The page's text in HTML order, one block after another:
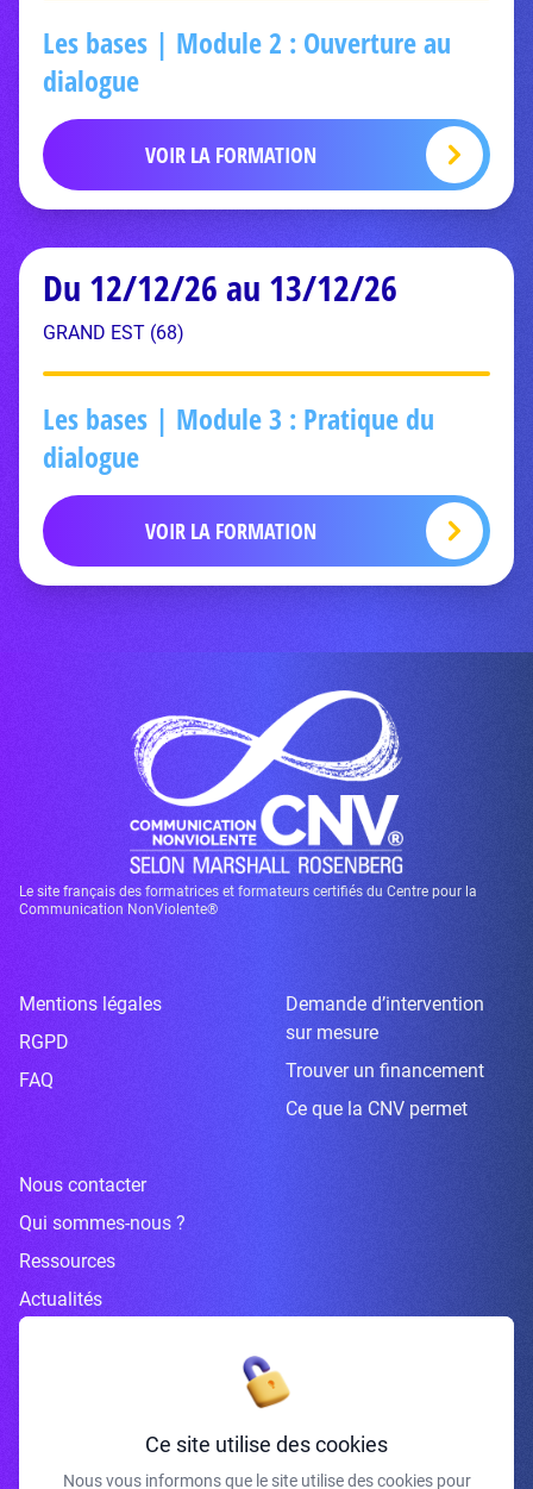
Les bases | Module 2 : Ouverture au
dialogue
VOIR LA FORMATION
Du 12/12/26 au 13/12/26
GRAND EST (68)
Les bases | Module 3 : Pratique du
dialogue
VOIR LA FORMATION
Le site français des formatrices et formateurs certifiés du Centre pour la
Communication NonViolente®
Mentions légales
RGPD
FAQ
Demande d’intervention
sur mesure
Trouver un financement
Ce que la CNV permet
Nous contacter
Qui sommes-nous ?
Ressources
Actualités
Inscrivez-vous à la newsletter
Ce site utilise des cookies
Nous vous informons que le site utilise des cookies pour